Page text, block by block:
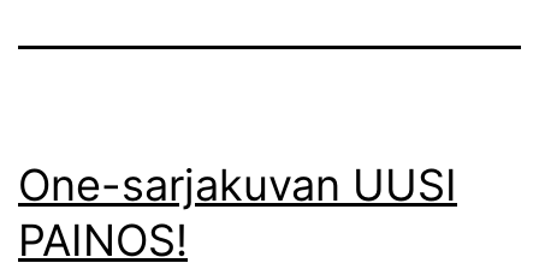
One-sarjakuvan UUSI
PAINOS!